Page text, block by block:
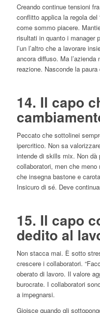
Creando continue tensioni
conflitto applica la regola del
come sommo piacere.
risultati in quanto i manager
l’un l’altro che a lavorare
ancora diffuso. Ma
reazione. Nasconde la
14. Il capo
Peccato che sottolinei
ipercritico. Non sa
intende di skills mix. Non dà
collaboratori, men che
che insegna bastone e
Insicuro di sé. Deve
15. Il capo
dedito al
Non stacca mai. È sotto
crescere i collaboratori.
oberato di lavoro. Il valore
burocrate. I collaboratori
a impegnarsi.
Gioisce quando gli